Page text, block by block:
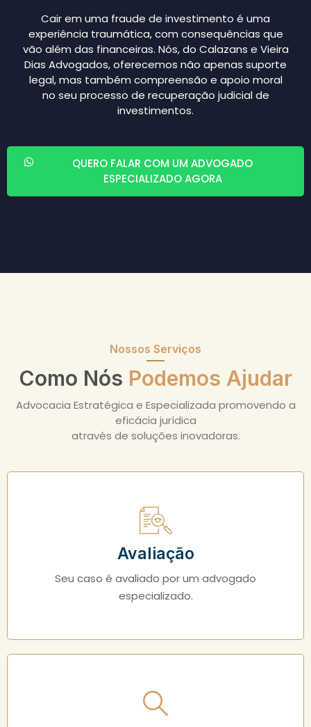
Cair em uma fraude de investimento é uma
experiência traumática, com consequências que
vão além das financeiras. Nós, do Calazans e Vieira
Dias Advogados, oferecemos não apenas suporte
legal, mas também compreensão e apoio moral
no seu processo de recuperação judicial de
investimentos.
QUERO FALAR COM UM ADVOGADO
ESPECIALIZADO AGORA
Nossos Serviços
Como Nós Podemos Ajudar
Advocacia Estratégica e Especializada promovendo a
eficácia jurídica
através de soluções inovadoras.
Avaliação
Seu caso é avaliado por um advogado
especializado.